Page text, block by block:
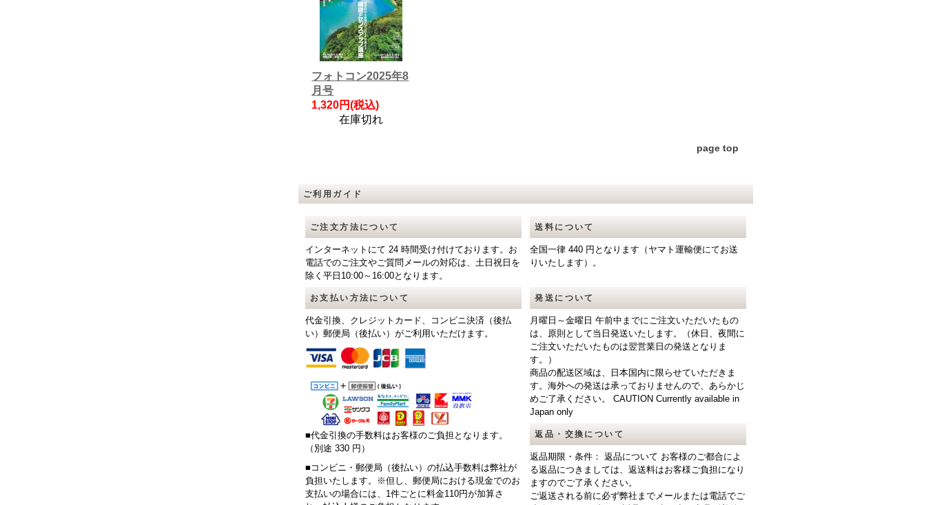
フォトコン2025年8
月号
1,320円(税込)
在庫切れ
page top
ご利用ガイド
ご注文方法について
インターネットにて 24 時間受け付けております。お
電話でのご注文やご質問メールの対応は、土日祝日を
除く平日10:00～16:00となります。
お支払い方法について
代金引換、クレジットカード、コンビニ決済（後払
い）郵便局（後払い）がご利用いただけます。
■代金引換の手数料はお客様のご負担となります。
（別途 330 円）
■コンビニ・郵便局（後払い）の払込手数料は弊社が
負担いたします。※但し、郵便局における現金でのお
支払いの場合には、1件ごとに料金110円が加算さ
送料について
全国一律 440 円となります（ヤマト運輸便にてお送
りいたします）。
発送について
月曜日～金曜日 午前中までにご注文いただいたもの
は、原則として当日発送いたします。（休日、夜間に
ご注文いただいたものは翌営業日の発送となりま
す。）
商品の配送区域は、日本国内に限らせていただきま
す。海外への発送は承っておりませんので、あらかじ
めご了承ください。 CAUTION Currently available in
Japan only
返品・交換について
返品期限・条件： 返品について お客様のご都合によ
る返品につきましては、返送料はお客様ご負担になり
ますのでご了承ください。
ご返送される前に必ず弊社までメールまたは電話でご